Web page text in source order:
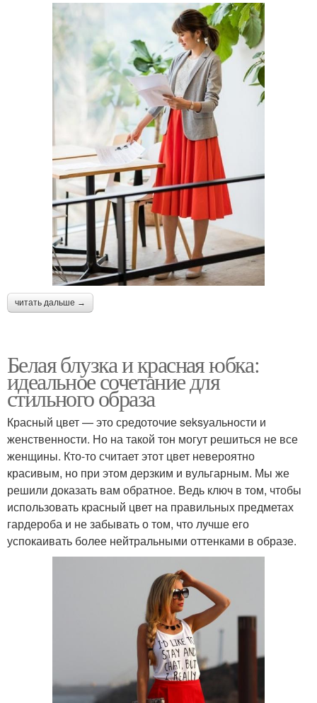
читать дальше →
Белая блузка и красная юбка:
идеальное сочетание для
стильного образа
Красный цвет — это средоточие seksуальности и
женственности. Но на такой тон могут решиться не все
женщины. Кто-то считает этот цвет невероятно
красивым, но при этом дерзким и вульгарным. Мы же
решили доказать вам обратное. Ведь ключ в том, чтобы
использовать красный цвет на правильных предметах
гардероба и не забывать о том, что лучше его
успокаивать более нейтральными оттенками в образе.